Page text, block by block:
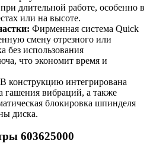
длительной работе, особенно в
или на высоте.
Фирменная система Quick
смену отрезного или
без использования
что экономит время и
В конструкцию интегрирована
гашения вибраций, а также
блокировка шпинделя
диска.
603625000